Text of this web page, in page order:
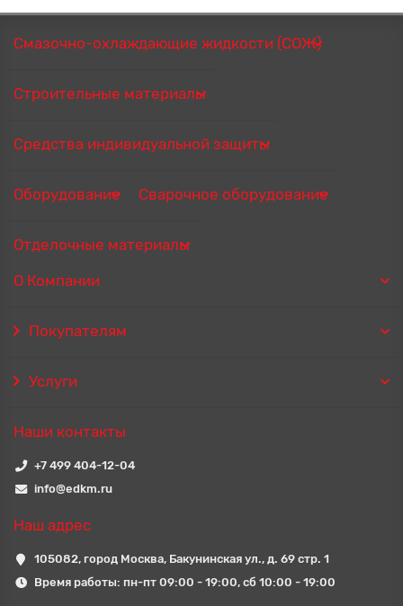
Смазочно-охлаждающие жидкости (СОЖ)
Строительные материалы
Средства индивидуальной защиты
Оборудование Сварочное оборудование
Отделочные материалы
О Компании
Покупателям
Услуги
Наши контакты
+7 499 404-12-04
info@edkm.ru
Наш адрес
105082, город Москва, Бакунинская ул., д. 69 стр. 1
Время работы: пн-пт 09:00 - 19:00, сб 10:00 - 19:00